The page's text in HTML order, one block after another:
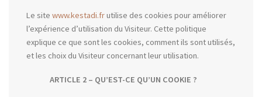
Le site www.kestadi.frutilise des cookies pour améliorer
l’expérience d’utilisation du Visiteur. Cette politique
explique ce que sont les cookies, comment ils sont utilisés,
et les choix du Visiteur concernant leur utilisation.
ARTICLE 2 – QU’EST-CE QU’UN COOKIE ?